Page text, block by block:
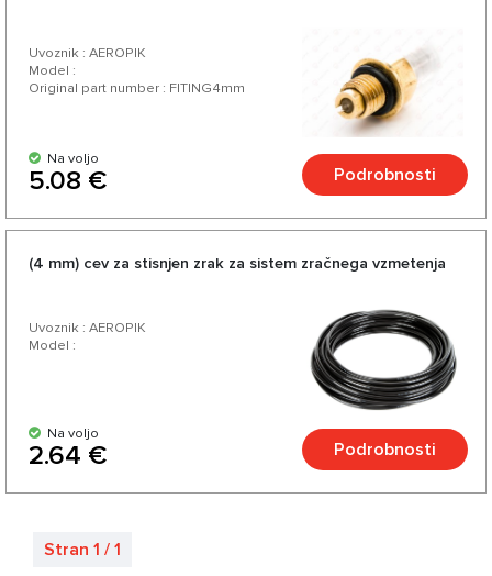
Uvoznik : AEROPIK
Model :
Original part number : FITING4mm
Na voljo
5.08 € Podrobnosti
(4 mm) cev za stisnjen zrak za sistem zračnega vzmetenja
Uvoznik : AEROPIK
Model :
Na voljo
2.64 € Podrobnosti
Stran 1 / 1